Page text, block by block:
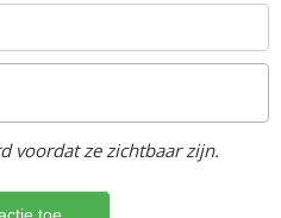
voordat ze zichtbaar zijn.